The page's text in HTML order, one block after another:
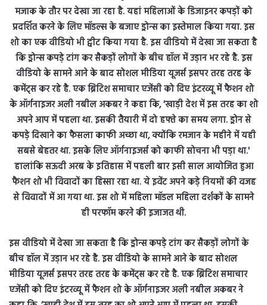
इस वीडियो में देखा जा सकता है कि ड्रोन्स कपड़े टांग कर सैकड़ों लोगों के
बीच हॉल में उड़ान भर रहे है. इस वीडियो के सामने आने के बाद सोशल
मीडिया यूजर्स इसपर तरह तरह के कमेंट्स कर रहे है. एक ब्रिटिश समाचार
एजेंसी को दिए इंटरव्यू में फैशन शो के ऑर्गनाइजर अली नबील अकबर ने